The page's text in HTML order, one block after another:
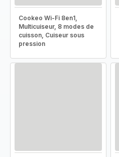
Cookeo Wi-Fi 8en1,
Multicuiseur, 8 modes de
cuisson, Cuiseur sous
pression